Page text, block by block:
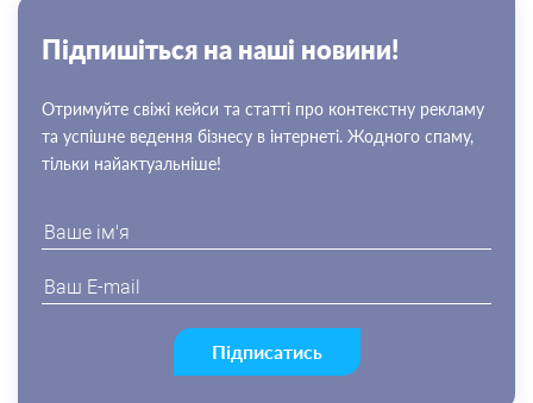
Пiдпишiться на нашi новини!
Отримуйте свіжі кейси та статті про контекстну рекламу
та успішне ведення бізнесу в інтернеті. Жодного спаму,
тільки найактуальніше!
Підписатись